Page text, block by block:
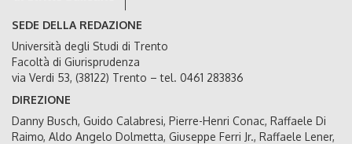
SEDE DELLA REDAZIONE
Università degli Studi di Trento
Facoltà di Giurisprudenza
via Verdi 53, (38122) Trento – tel. 0461 283836
DIREZIONE
Danny Busch, Guido Calabresi, Pierre-Henri Conac, Raffaele Di
Raimo, Aldo Angelo Dolmetta, Giuseppe Ferri Jr., Raffaele Lener,